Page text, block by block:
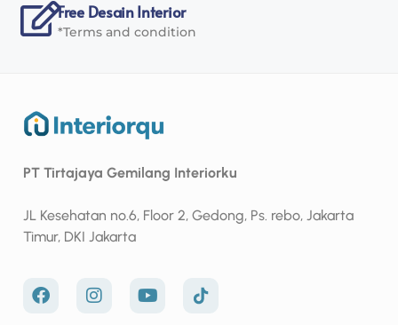
Free Desain Interior
*Terms and condition
PT Tirtajaya Gemilang Interiorku
JL Kesehatan no.6, Floor 2, Gedong, Ps. rebo, Jakarta
Timur, DKI Jakarta